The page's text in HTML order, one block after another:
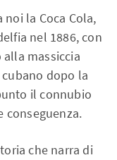
la Coca Cola,
nel 1886, con
massiccia
dopo la
il connubio
conseguenza.
che narra di